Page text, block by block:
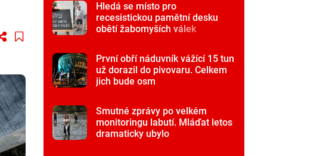
Hledá se místo pro
recesistickou pamětní desku
obětí žabomyších válek
První obří náduvník vážící 15 tun
už dorazil do pivovaru. Celkem
jich bude osm
Smutné zprávy po velkém
monitoringu labutí. Mláďat letos
dramaticky ubylo